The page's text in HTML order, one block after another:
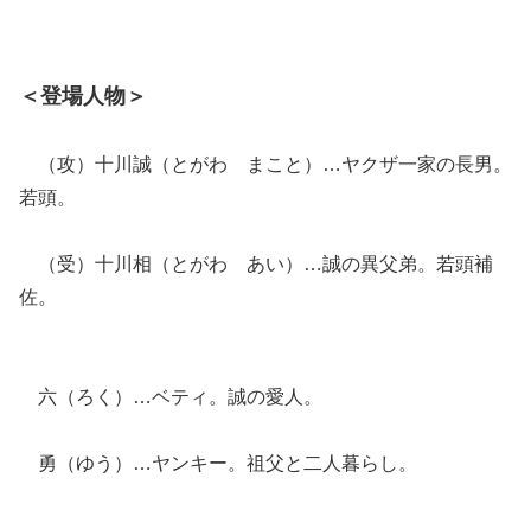
＜登場人物＞
（攻）十川誠（とがわ まこと）…ヤクザ一家の長男。
若頭。
（受）十川相（とがわ あい）…誠の異父弟。若頭補
佐。
六（ろく）…ベティ。誠の愛人。
勇（ゆう）…ヤンキー。祖父と二人暮らし。